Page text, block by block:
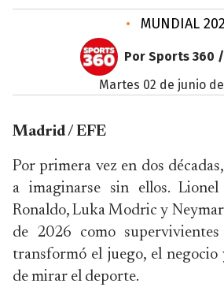
• MUNDIAL
Por Sports 360 /
martes 02 de junio
Madrid / EFE
Por primera vez en dos
a imaginarse sin ellos.
Ronaldo, Luka Modric y
de 2026 como
transformó el juego, el negocio
de mirar el deporte.